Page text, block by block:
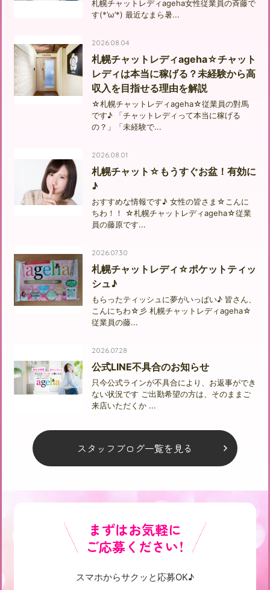
札幌チャットレディageha女性従業員の斉藤で
す(*’ω’*) 最近なまら暑...
2026.08.04
札幌チャットレディageha☆チャット
レディは本当に稼げる？未経験から高
収入を目指せる理由を解説
☆札幌チャットレディageha☆従業員の對馬
です♪ 「チャットレディって本当に稼げる
の？」「未経験で...
2026.08.01
札幌チャット☆もうすぐお盆！有効に
♪
おすすめな情報です♪ 女性の皆さま☆こんに
ちわ！！ ☆札幌チャットレディageha☆従業
員の藤原です...
2026.07.30
札幌チャットレディ☆ポケットティッ
シュ♪
もらったティッシュに夢がいっぱい♪ 皆さん、
こんにちわ☆彡 札幌チャットレディageha☆
従業員の藤...
2026.07.28
公式LINE不具合のお知らせ
只今公式ラインが不具合により、お返事ができ
ない状況です ご出勤希望の方は、そのままご
来店いただくか ...
スタッフブログ一覧を見る
まずはお気軽に
ご応募ください！
スマホからサクッと応募OK♪